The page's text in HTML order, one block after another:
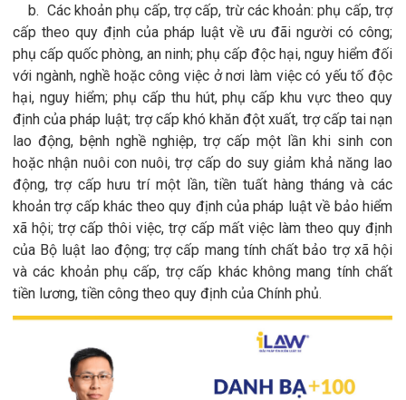
b. Các khoản phụ cấp, trợ cấp, trừ các khoản: phụ cấp, trợ
cấp theo quy định của pháp luật về ưu đãi người có công;
phụ cấp quốc phòng, an ninh; phụ cấp độc hại, nguy hiểm đối
với ngành, nghề hoặc công việc ở nơi làm việc có yếu tố độc
hại, nguy hiểm; phụ cấp thu hút, phụ cấp khu vực theo quy
định của pháp luật; trợ cấp khó khăn đột xuất, trợ cấp tai nạn
lao động, bệnh nghề nghiệp, trợ cấp một lần khi sinh con
hoặc nhận nuôi con nuôi, trợ cấp do suy giảm khả năng lao
động, trợ cấp hưu trí một lần, tiền tuất hàng tháng và các
khoản trợ cấp khác theo quy định của pháp luật về bảo hiểm
xã hội; trợ cấp thôi việc, trợ cấp mất việc làm theo quy định
của Bộ luật lao động; trợ cấp mang tính chất bảo trợ xã hội
và các khoản phụ cấp, trợ cấp khác không mang tính chất
tiền lương, tiền công theo quy định của Chính phủ.